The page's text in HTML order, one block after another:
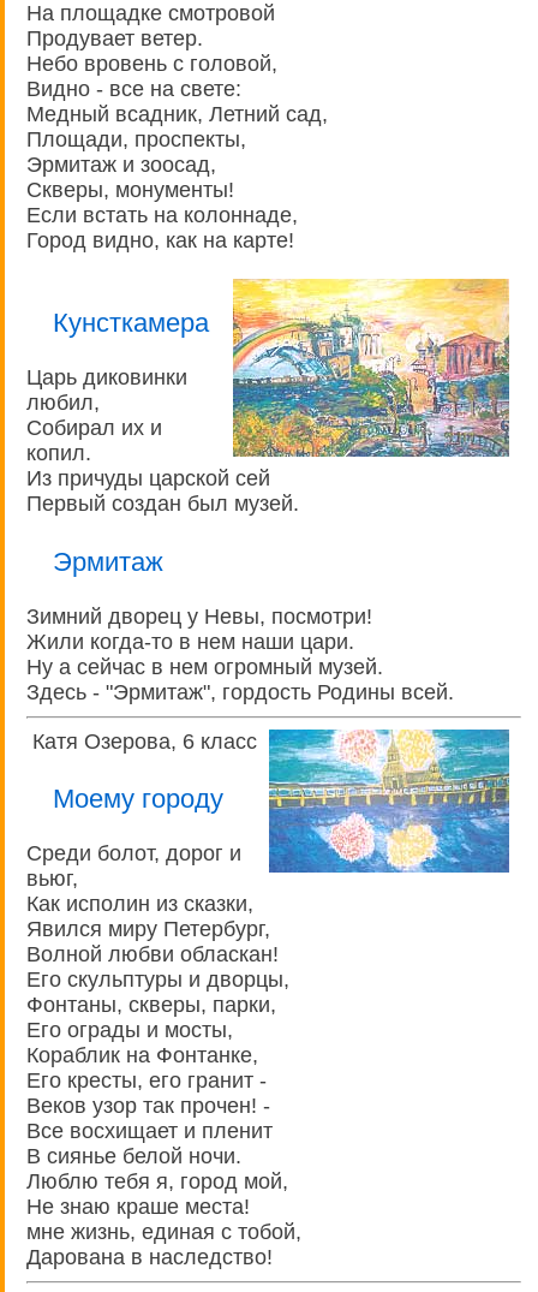
На площадке смотровой
Продувает ветер.
Небо вровень с головой,
Видно - все на свете:
Медный всадник, Летний сад,
Площади, проспекты,
Эрмитаж и зоосад,
Скверы, монументы!
Если встать на колоннаде,
Город видно, как на карте!
Кунсткамера
Царь диковинки
любил,
Собирал их и
копил.
Из причуды царской сей
Первый создан был музей.
Эрмитаж
Зимний дворец у Невы, посмотри!
Жили когда-то в нем наши цари.
Ну а сейчас в нем огромный музей.
Здесь - "Эрмитаж", гордость Родины всей.
Катя Озерова, 6 класс
Моему городу
Среди болот, дорог и
вьюг,
Как исполин из сказки,
Явился миру Петербург,
Волной любви обласкан!
Его скульптуры и дворцы,
Фонтаны, скверы, парки,
Его ограды и мосты,
Кораблик на Фонтанке,
Его кресты, его гранит -
Веков узор так прочен! -
Все восхищает и пленит
В сиянье белой ночи.
Люблю тебя я, город мой,
Не знаю краше места!
мне жизнь, единая с тобой,
Дарована в наследство!